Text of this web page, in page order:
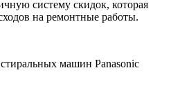
систему скидок, которая
на ремонтные работы.
машин Panasonic